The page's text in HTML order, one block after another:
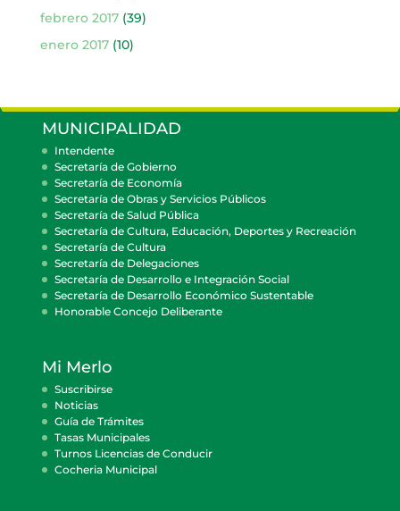
febrero 2017(39)
enero 2017(10)
MUNICIPALIDAD
Intendente
Secretaría de Gobierno
Secretaría de Economía
Secretaría de Obras y Servicios Públicos
Secretaría de Salud Pública
Secretaría de Cultura, Educación, Deportes y Recreación
Secretaría de Cultura
Secretaría de Delegaciones
Secretaría de Desarrollo e Integración Social
Secretaría de Desarrollo Económico Sustentable
Honorable Concejo Deliberante
Mi Merlo
Suscribirse
Noticias
Guía de Trámites
Tasas Municipales
Turnos Licencias de Conducir
Cocheria Municipal